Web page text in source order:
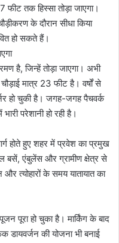
तक हिस्सा तोड़ा जाएगा।
के दौरान सीधा किया
हो सकते हैं।
है, जिन्हें तोड़ा जाएगा। अभी
मात्र 23 फीट है। वर्षों से
हो चुकी है। जगह-जगह पैचवर्क
परेशानी हो रही है।
होते हुए शहर में प्रवेश का प्रमुख
बसें, एंबुलेंस और ग्रामीण क्षेत्र से
त्योहारों के समय यातायात का
पूरा हो चुका है। मार्किंग के बाद
डायवर्जन की योजना भी बनाई